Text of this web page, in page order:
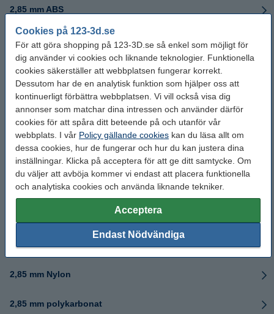
Cookies på 123-3d.se
För att göra shopping på 123-3D.se så enkel som möjligt för
dig använder vi cookies och liknande teknologier. Funktionella
cookies säkerställer att webbplatsen fungerar korrekt.
Dessutom har de en analytisk funktion som hjälper oss att
kontinuerligt förbättra webbplatsen. Vi vill också visa dig
annonser som matchar dina intressen och använder därför
cookies för att spåra ditt beteende på och utanför vår
webbplats. I vår Policy gällande cookies kan du läsa allt om
dessa cookies, hur de fungerar och hur du kan justera dina
inställningar. Klicka på acceptera för att ge ditt samtycke. Om
du väljer att avböja kommer vi endast att placera funktionella
och analytiska cookies och använda liknande tekniker.
Acceptera
Endast Nödvändiga
2,85 mm ABS
Special ABS
2,85mm TPU
2,85 mm ASA
2,85mm PVB
2,85 mm PVA
2,85 mm Support
2,85mm HT
2,85 mm Nylon
2,85 mm polykarbonat